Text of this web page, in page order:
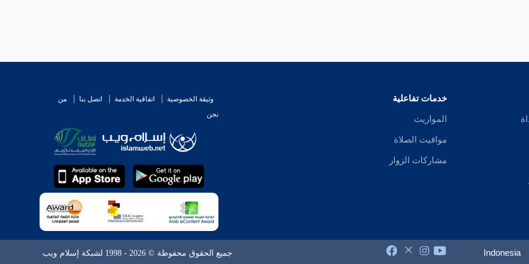
خدمات تفاعلية
المواريث
مواقيت الصلاة
مشاركات الزوار
وثيقة الخصوصية اتفاقية الخدمة اتصل بنا
من
نحن
Indonesia جميع الحقوق محفوظة © 2026 - 1998 لشبكة إسلام ويب